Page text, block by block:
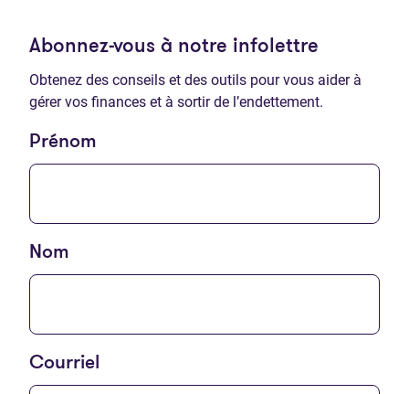
Abonnez-vous à notre infolettre
Obtenez des conseils et des outils pour vous aider à
gérer vos finances et à sortir de l’endettement.
Prénom
Nom
Courriel